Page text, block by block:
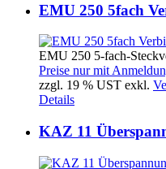
EMU 250 5fach
EMU 250 5-fach-
Preise nur mit
zzgl. 19 % UST exkl.
Details
KAZ 11